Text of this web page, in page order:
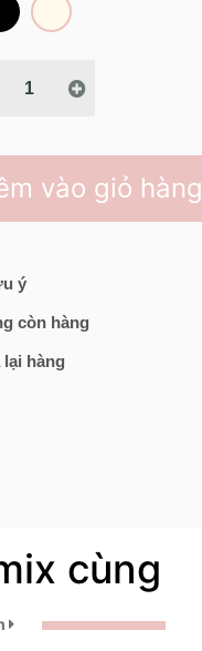
vào giỏ hàng
ý
còn hàng
hàng
cùng